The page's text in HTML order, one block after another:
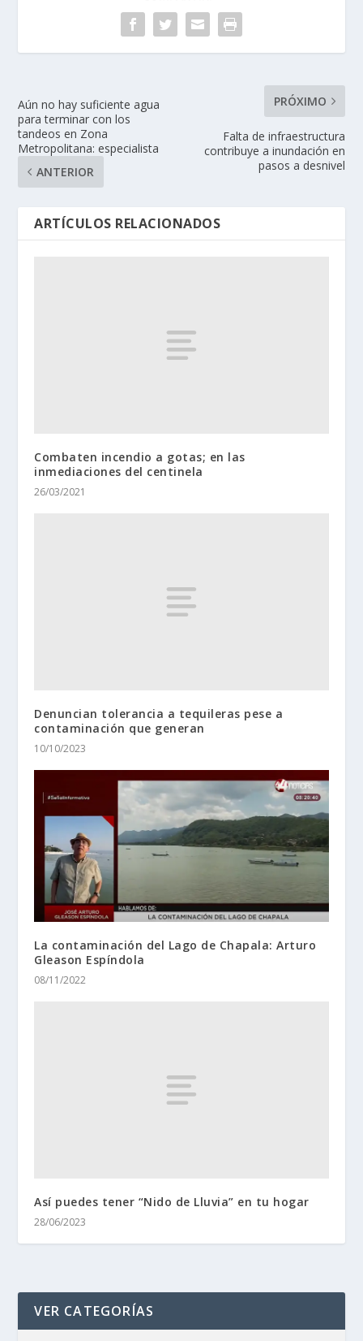
Aún no hay suficiente agua
para terminar con los
tandeos en Zona
Metropolitana: especialista
ANTERIOR
PRÓXIMO
Falta de infraestructura
contribuye a inundación en
pasos a desnivel
ARTÍCULOS RELACIONADOS
Combaten incendio a gotas; en las
inmediaciones del centinela
26/03/2021
Denuncian tolerancia a tequileras pese a
contaminación que generan
10/10/2023
La contaminación del Lago de Chapala: Arturo
Gleason Espíndola
08/11/2022
Así puedes tener “Nido de Lluvia” en tu hogar
28/06/2023
VER CATEGORÍAS